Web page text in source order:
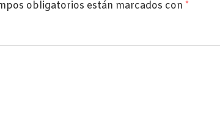
obligatorios están marcados con *